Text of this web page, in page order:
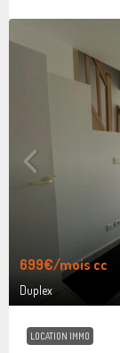
699€/mois cc
Duplex
LOCATION IMMO